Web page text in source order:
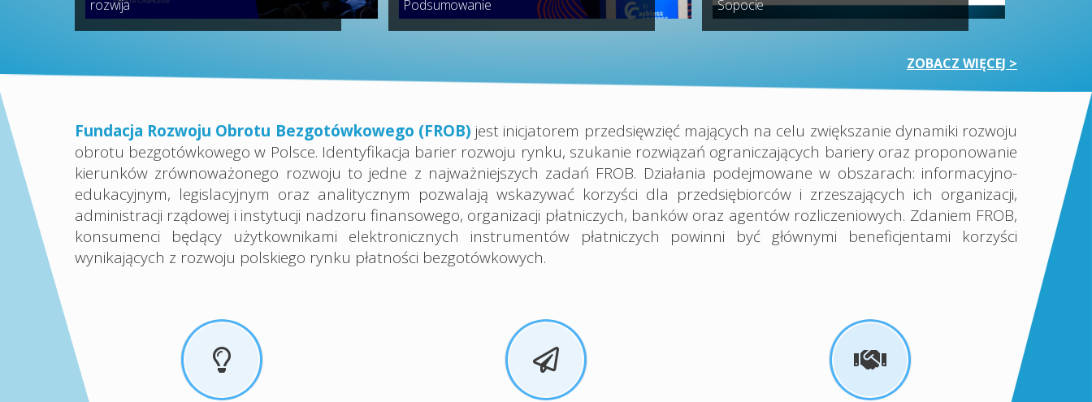
rozwija
Podsumowanie
Sopocie
ZOBACZ WIĘCEJ >
Fundacja Rozwoju Obrotu Bezgotówkowego (FROB) jest inicjatorem przedsięwzięć mających na celu zwiększanie dynamiki rozwoju
obrotu bezgotówkowego w Polsce. Identyfikacja barier rozwoju rynku, szukanie rozwiązań ograniczających bariery oraz proponowanie
kierunków zrównoważonego rozwoju to jedne z najważniejszych zadań FROB. Działania podejmowane w obszarach: informacyjno-
edukacyjnym, legislacyjnym oraz analitycznym pozwalają wskazywać korzyści dla przedsiębiorców i zrzeszających ich organizacji,
administracji rządowej i instytucji nadzoru finansowego, organizacji płatniczych, banków oraz agentów rozliczeniowych. Zdaniem FROB,
konsumenci będący użytkownikami elektronicznych instrumentów płatniczych powinni być głównymi beneficjentami korzyści
wynikających z rozwoju polskiego rynku płatności bezgotówkowych.